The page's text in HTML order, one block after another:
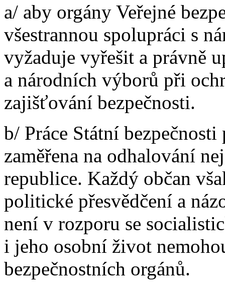
a/ aby orgány Veřejné
všestrannou spolupráci s
vyžaduje vyřešit a právně
a národních výborů při
zajišťování bezpečnosti.
b/ Práce Státní
zaměřena na odhalování
republice. Každý občan
politické přesvědčení a
není v rozporu se
i jeho osobní život
bezpečnostních orgánů.